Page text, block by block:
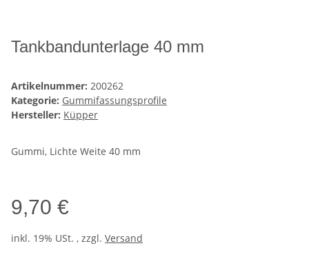
Tankbandunterlage 40 mm
Artikelnummer: 200262
Kategorie: Gummifassungsprofile
Hersteller: Küpper
Gummi, Lichte Weite 40 mm
9,70 €
inkl. 19% USt. , zzgl. Versand